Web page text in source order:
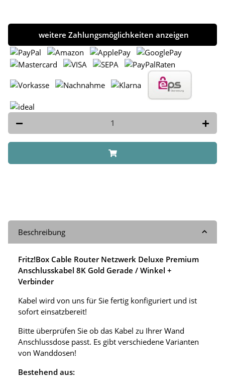
weitere Zahlungsmöglichkeiten anzeigen
Beschreibung
Fritz!Box Cable Router Netzwerk Deluxe Premium
Anschlusskabel 8K Gold Gerade / Winkel +
Verbinder
Kabel wird von uns für Sie fertig konfiguriert und ist
sofort einsatzbereit!
Bitte überprüfen Sie ob das Kabel zu Ihrer Wand
Anschlussdose passt. Es gibt verschiedene Varianten
von Wanddosen!
Bestehend aus: